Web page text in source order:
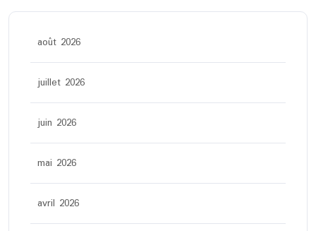
août 2026
juillet 2026
juin 2026
mai 2026
avril 2026